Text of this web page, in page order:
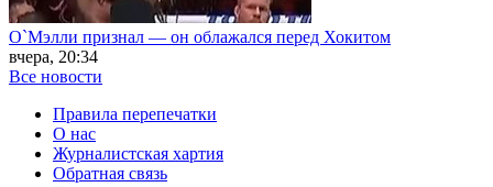
О`Мэлли признал — он облажался перед Хокитом
вчера, 20:34
Все новости
Правила перепечатки
О нас
Журналистская хартия
Обратная связь